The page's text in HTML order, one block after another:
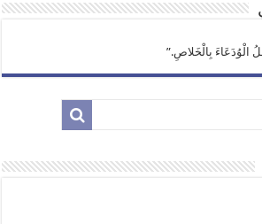
الْوُدَعَاءَ بِالْخَلاصِ.”